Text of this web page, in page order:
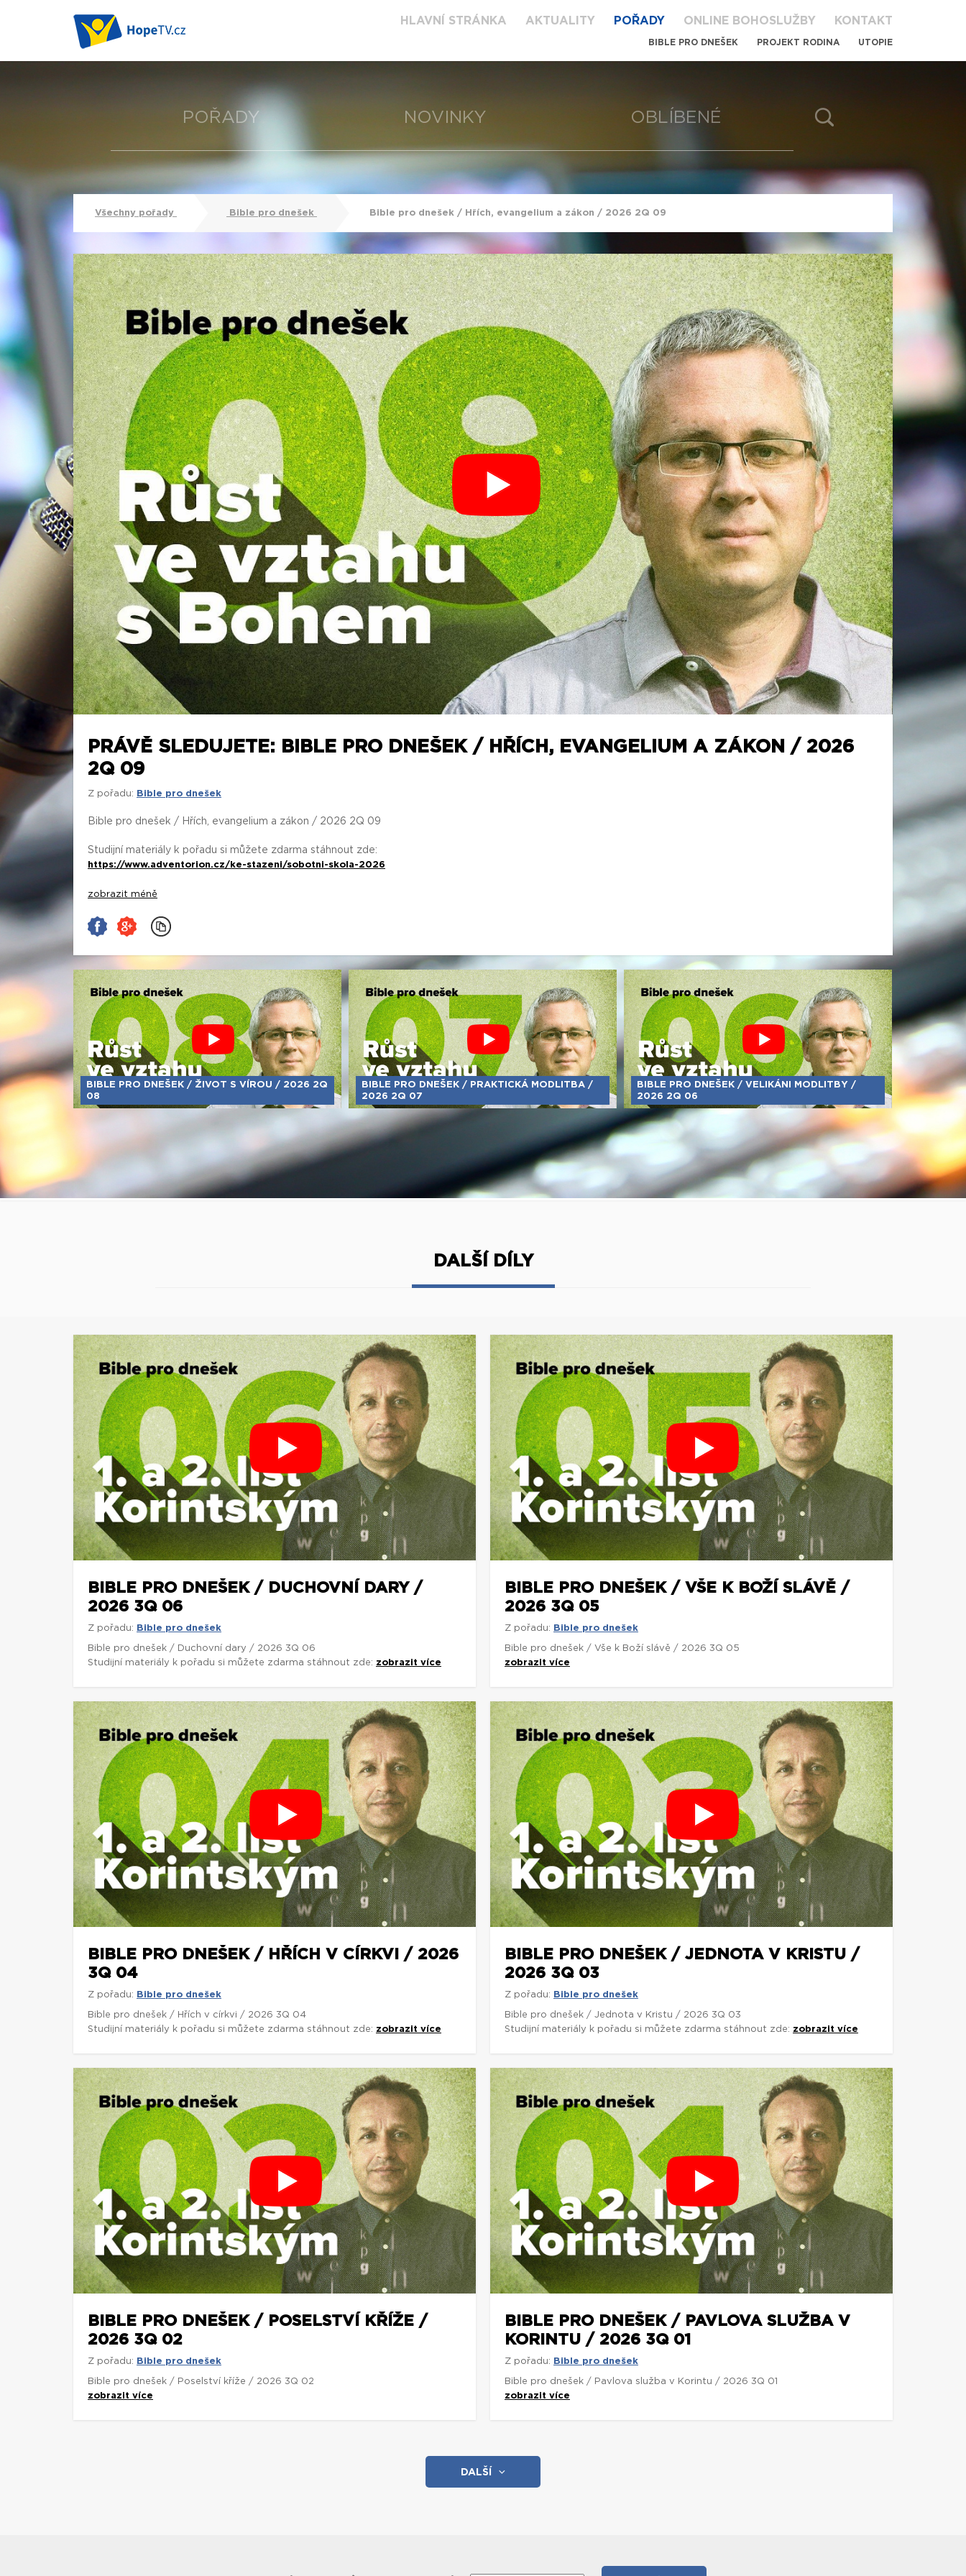
HLAVNÍ STRÁNKA AKTUALITY POŘADY ONLINE BOHOSLUŽBY KONTAKT
BIBLE PRO DNEŠEK PROJEKT RODINA UTOPIE
POŘADY NOVINKY OBLÍBENÉ
Všechny pořady Bible pro dnešek Bible pro dnešek / Hřích, evangelium a zákon / 2026 2Q 09
PRÁVĚ SLEDUJETE: BIBLE PRO DNEŠEK / HŘÍCH, EVANGELIUM A ZÁKON / 2026
2Q 09
Z pořadu: Bible pro dnešek
Bible pro dnešek / Hřích, evangelium a zákon / 2026 2Q 09
Studijní materiály k pořadu si můžete zdarma stáhnout zde:
https://www.adventorion.cz/ke-stazeni/sobotni-skola-2026
zobrazit méně
BIBLE PRO DNEŠEK / ŽIVOT S VÍROU / 2026 2Q
08
BIBLE PRO DNEŠEK / PRAKTICKÁ MODLITBA /
2026 2Q 07
BIBLE PRO DNEŠEK / VELIKÁNI MODLITBY /
2026 2Q 06
DALŠÍ DÍLY
BIBLE PRO DNEŠEK / DUCHOVNÍ DARY /
2026 3Q 06
Z pořadu: Bible pro dnešek
Bible pro dnešek / Duchovní dary / 2026 3Q 06
Studijní materiály k pořadu si můžete zdarma stáhnout zde: zobrazit více
BIBLE PRO DNEŠEK / VŠE K BOŽÍ SLÁVĚ /
2026 3Q 05
Z pořadu: Bible pro dnešek
Bible pro dnešek / Vše k Boží slávě / 2026 3Q 05
zobrazit více
BIBLE PRO DNEŠEK / HŘÍCH V CÍRKVI / 2026
3Q 04
Z pořadu: Bible pro dnešek
Bible pro dnešek / Hřích v církvi / 2026 3Q 04
Studijní materiály k pořadu si můžete zdarma stáhnout zde: zobrazit více
BIBLE PRO DNEŠEK / JEDNOTA V KRISTU /
2026 3Q 03
Z pořadu: Bible pro dnešek
Bible pro dnešek / Jednota v Kristu / 2026 3Q 03
Studijní materiály k pořadu si můžete zdarma stáhnout zde: zobrazit více
BIBLE PRO DNEŠEK / POSELSTVÍ KŘÍŽE /
2026 3Q 02
Z pořadu: Bible pro dnešek
Bible pro dnešek / Poselství kříže / 2026 3Q 02
zobrazit více
BIBLE PRO DNEŠEK / PAVLOVA SLUŽBA V
KORINTU / 2026 3Q 01
Z pořadu: Bible pro dnešek
Bible pro dnešek / Pavlova služba v Korintu / 2026 3Q 01
zobrazit více
DALŠÍ